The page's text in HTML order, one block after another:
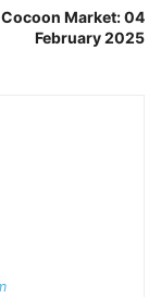
Market: 04
February 2025